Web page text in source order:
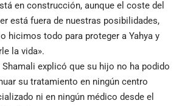
en construcción, aunque el coste del
está fuera de nuestras posibilidades,
hicimos todo para proteger a Yahya y
la vida».
Shamali explicó que su hijo no ha podido
su tratamiento en ningún centro
ni en ningún médico desde el